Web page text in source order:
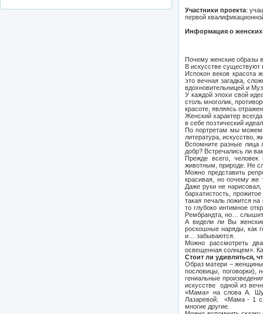
Участники проекта:
первой
Информация о женских
Почему женские образы
В искусстве
Испокон веков красота
это вечная загадка,
вдохновительницей и
У каждой эпохи свой
столь многолик,
красоте, являясь
Женский характер
в себе поэтический
По портретам мы можем
литература, искусство,
Вспомните разные лица
добр? Встречались ли
Прежде всего,
животным, природе. Не
Можно представить
красивая, но почему же
Даже руки не
бархатистость,
такая печаль ложится
то глубоко интимное
Рембрандта, но…
А видели ли Вы
роскошные наряды, как
и… забываются.
Можно рассмотреть
освещенная солнцем».
Стоит ли удивляться,
Образ матери – женщины
пословицы, поговорки),
гениальные
искусстве одной из
«Мама» на слова А.
Лазаревой; «Мама - 1
многие другие.